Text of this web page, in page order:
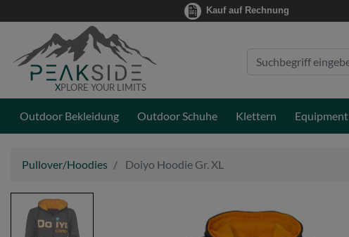
Kauf auf Rechnung
XPLORE YOUR LIMITS
Suche
Eingabefeld
Outdoor Bekleidung Outdoor Schuhe Klettern Equipment
Pullover/Hoodies Doiyo Hoodie Gr. XL